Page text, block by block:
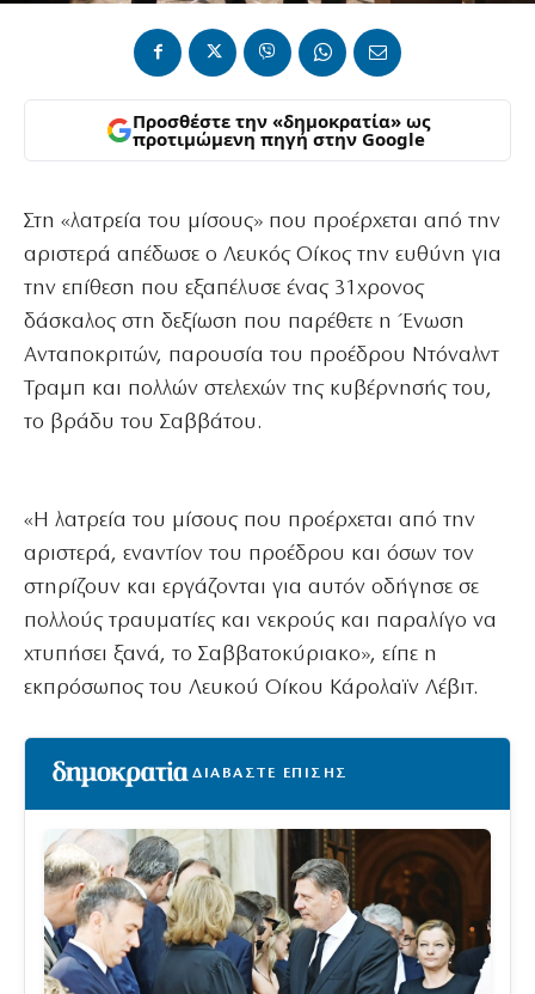
Προσθέστε την «δημοκρατία» ως
προτιμώμενη πηγή στην Google
Στη «λατρεία του μίσους» που προέρχεται από την
αριστερά απέδωσε ο Λευκός Οίκος την ευθύνη για
την επίθεση που εξαπέλυσε ένας 31χρονος
δάσκαλος στη δεξίωση που παρέθετε η Ένωση
Ανταποκριτών, παρουσία του προέδρου Ντόναλντ
Τραμπ και πολλών στελεχών της κυβέρνησής του,
το βράδυ του Σαββάτου.
«Η λατρεία του μίσους που προέρχεται από την
αριστερά, εναντίον του προέδρου και όσων τον
στηρίζουν και εργάζονται για αυτόν οδήγησε σε
πολλούς τραυματίες και νεκρούς και παραλίγο να
χτυπήσει ξανά, το Σαββατοκύριακο», είπε η
εκπρόσωπος του Λευκού Οίκου Κάρολαϊν Λέβιτ.
ΔΙΑΒΑΣΤΕ ΕΠΙΣΗΣ